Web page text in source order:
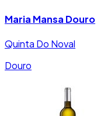
Maria Mansa Douro
Quinta Do Noval
Douro